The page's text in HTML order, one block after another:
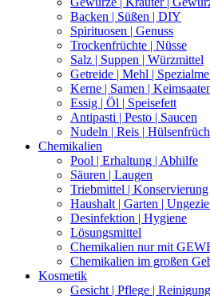
Backen | Süßen | DIY
Spirituosen | Genuss
Trockenfrüchte | Nüsse
Salz | Suppen | Würzmittel
Getreide | Mehl |
Kerne | Samen |
Essig | Öl | Speisefett
Antipasti | Pesto | Saucen
Nudeln | Reis |
Chemikalien
Pool | Erhaltung | Abhilfe
Säuren | Laugen
Triebmittel | Konservierung
Haushalt | Garten |
Desinfektion | Hygiene
Lösungsmittel
Chemikalien nur mit
Chemikalien im großen
Kosmetik
Gesicht | Pflege | Reinigung